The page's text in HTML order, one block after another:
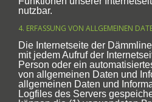
nutzbar.
4. ERFASSUNG VON ALLGEMEINEN
Die Internetseite der
mit jedem Aufruf der
Person oder ein
von allgemeinen Daten und
allgemeinen Daten und
Logfiles des Servers